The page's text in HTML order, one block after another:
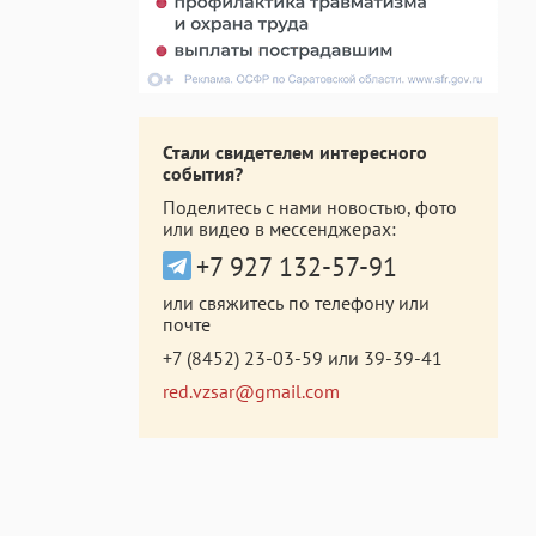
Стали свидетелем интересного
события?
Поделитесь с нами новостью, фото
или видео в мессенджерах:
+7 927 132-57-91
или свяжитесь по телефону или
почте
+7 (8452) 23-03-59 или 39-39-41
red.vzsar@gmail.com